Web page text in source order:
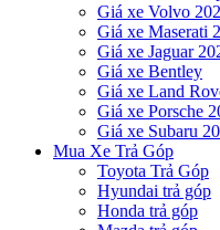
Giá xe Volvo
Giá xe Maserati
Giá xe Jaguar
Giá xe Bentley
Giá xe Land
Giá xe Porsche
Giá xe Subaru
Mua Xe Trả Góp
Toyota Trả Góp
Hyundai trả góp
Honda trả góp